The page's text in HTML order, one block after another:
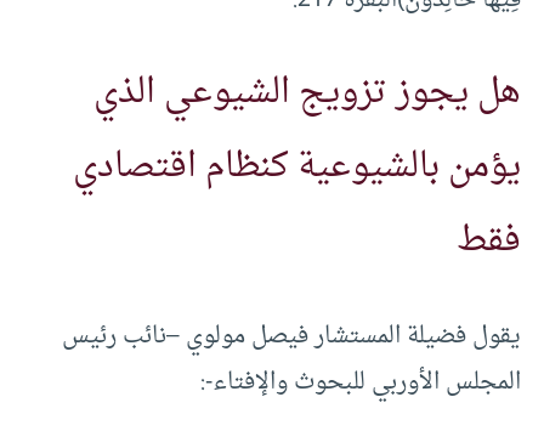
هل يجوز تزويج الشيوعي الذي
يؤمن بالشيوعية كنظام اقتصادي
فقط
يقول فضيلة المستشار فيصل مولوي –نائب رئيس
المجلس الأوربي للبحوث والإفتاء-: